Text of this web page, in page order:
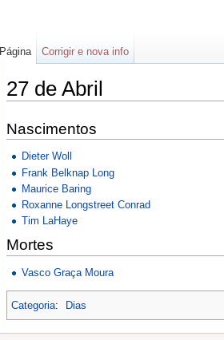
27 de Abril
Nascimentos
Dieter Woll
Frank Belknap Long
Maurice Baring
Roxanne Longstreet Conrad
Tim LaHaye
Mortes
Vasco Graça Moura
Categoria: Dias
Página Corrigir e nova info